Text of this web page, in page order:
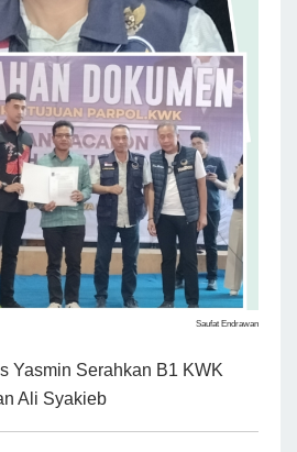
Saufat Endrawan
Yasmin Serahkan B1 KWK
Ali Syakieb